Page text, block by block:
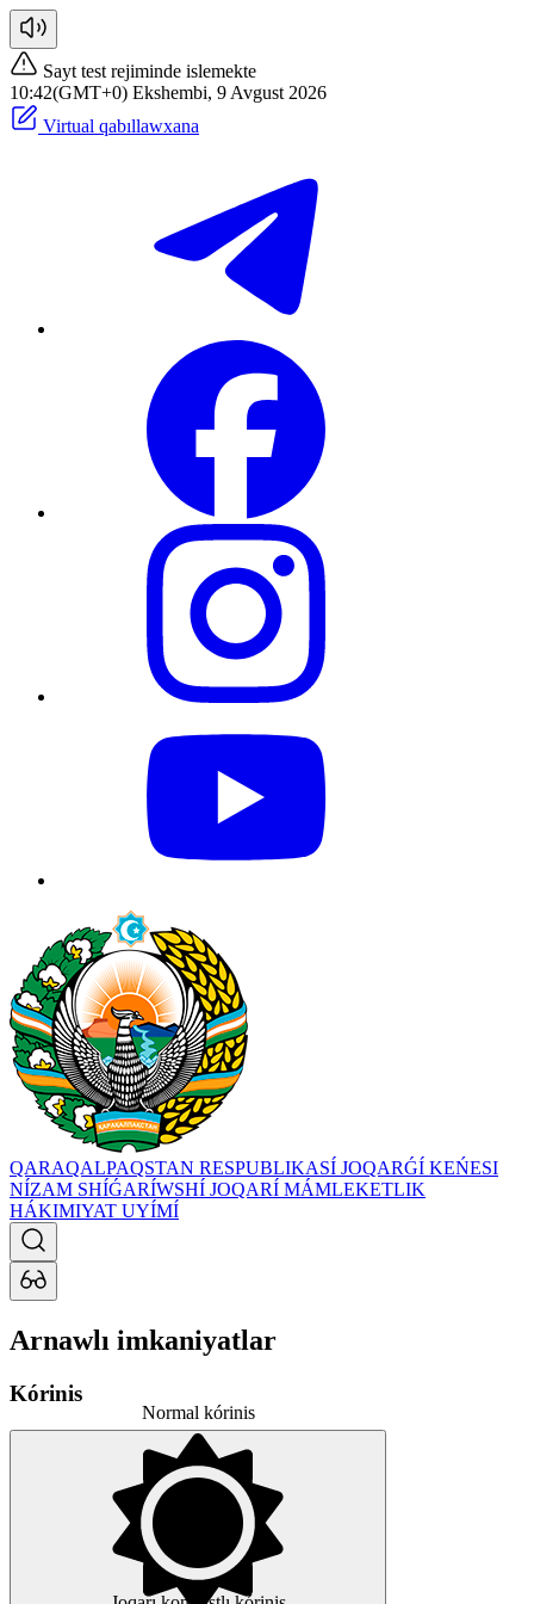
Sayt test rejiminde islemekte
10:42(GMT+0) Ekshembi, 9 Avgust 2026
Virtual qabıllawxana
QARAQALPAQSTAN RESPUBLIKASÍ JOQARǴÍ KEŃESI
NÍZAM SHÍǴARÍWSHÍ JOQARÍ MÁMLEKETLIK
HÁKIMIYAT UYÍMÍ
Arnawlı imkaniyatlar
Kórinis
Normal kórinis